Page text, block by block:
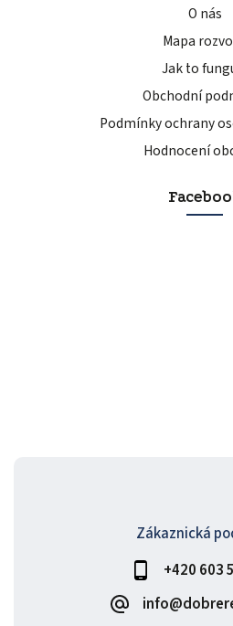
Zákaznická
+420 603
O nás
Mapa
Jak to
Obchodní
Podmínky ochrany
Hodnocení